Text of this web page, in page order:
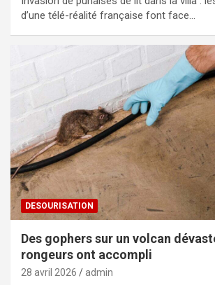
d’une télé-réalité française font face…
DESOURISATION
Des gophers sur un volcan
rongeurs ont accompli
28 avril 2026 admin